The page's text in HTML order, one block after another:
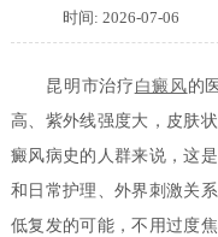
时间: 2026-07-06
昆明市治疗 白癜风的
高、紫外线强度大，皮肤
癜风病史的人群来说，这
和日常护理、外界刺激关
低复发的可能，不用过度